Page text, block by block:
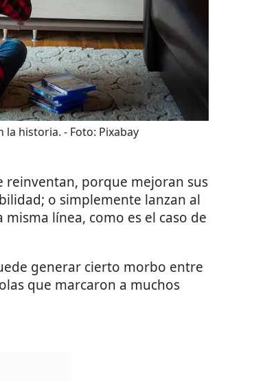
la historia. - Foto: Pixabay
reinventan, porque mejoran sus
o simplemente lanzan al
línea, como es el caso de
generar cierto morbo entre
que marcaron a muchos